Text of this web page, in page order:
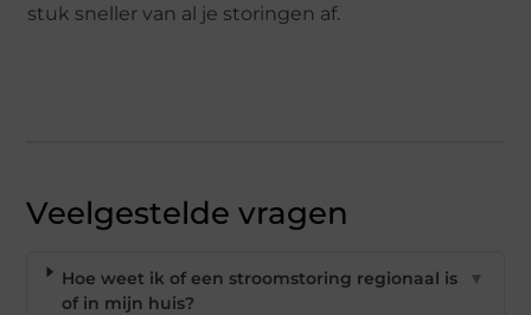
stuk sneller van al je storingen af.
Veelgestelde vragen
Hoe weet ik of een stroomstoring regionaal is
of in mijn huis?
▼